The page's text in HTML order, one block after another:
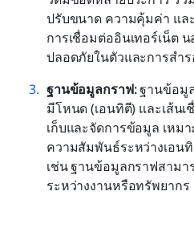
ปรับขนาด ความคุ้มค่า แล
การเชื่อมต่ออินเทอร์เน็ต
ปลอดภัยในตัวและการสำ
ฐานข้อมูลกราฟ: ฐานข้อมู
มีโหนด (เอนทิตี) และเส้น
เก็บและจัดการข้อมูล เหม
ความสัมพันธ์ระหว่างเอน
เช่น ฐานข้อมูลกราฟสามา
ระหว่างงานหรือทรัพยากร